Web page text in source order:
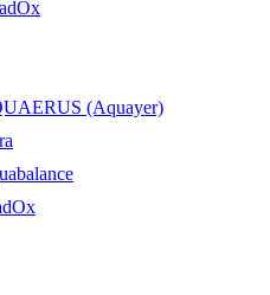
(Aquayer)